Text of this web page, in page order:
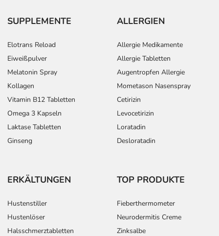
SUPPLEMENTE
Elotrans Reload
Eiweißpulver
Melatonin Spray
Kollagen
Vitamin B12 Tabletten
Omega 3 Kapseln
Laktase Tabletten
Ginseng
ALLERGIEN
Allergie Medikamente
Allergie Tabletten
Augentropfen Allergie
Mometason Nasenspray
Cetirizin
Levocetirizin
Loratadin
Desloratadin
ERKÄLTUNGEN
Hustenstiller
Hustenlöser
Halsschmerztabletten
TOP PRODUKTE
Fieberthermometer
Neurodermitis Creme
Zinksalbe